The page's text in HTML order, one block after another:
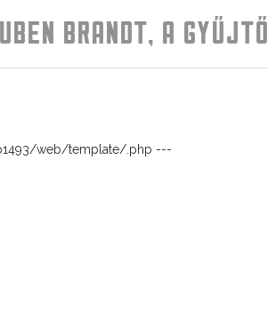
BRANDT, A GYŰJTŐ
web/template/.php ---